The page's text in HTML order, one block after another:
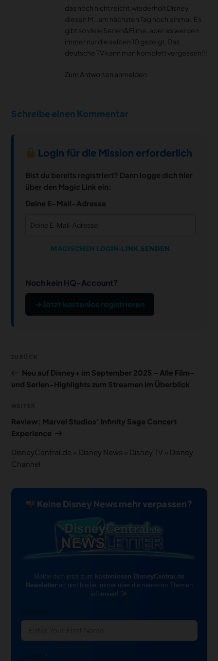
das noch nicht reicht,wiederholt Disney
diesen M…am nächsten Tag noch einmal. Es
gibt so viele Serien&Filme, aber es werden
immer nur die selben 10 gezeigt. Das
deutsche TV kann man komplett vergessen!!!
Zum Antworten anmelden
Schreibe einen Kommentar
Login für die Mission erforderlich
Bist du bereits registriert? Dann logge dich hier
über den Magic Link ein:
Deine E-Mail-Adresse
MAGISCHEN LOGIN-LINK SENDEN
Noch kein HQ-Account?
➔ Jetzt kostenlos registrieren
Beitrag
Neu auf Disney+ im September 2025 – Alle Film-
und Serien-Highlights zum Streamen im Überblick
Beitrag
Review: Marvel Studios’ Infinity Saga Concert
Experience
DisneyCentral.de » Disney News » Disney TV » Disney
Channel
Keine Disney News mehr verpassen?
Melde dich jetzt zum kostenlosen DisneyCentral.de
Newsletteran und bleibe immer über die neuesten Themen
informiert!